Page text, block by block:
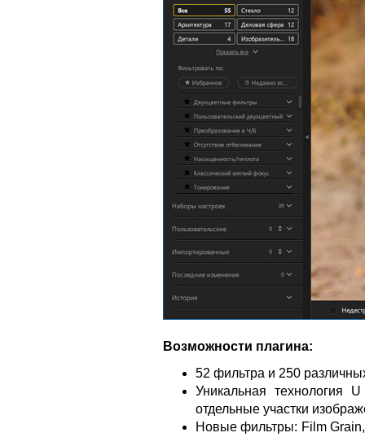
Возможности плагина:
52 фильтра и 250
Уникальная технология
отдельные участки
Новые фильтры: Film